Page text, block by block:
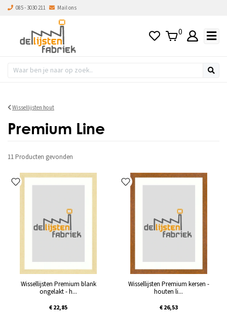
085 - 3030 211 Mail ons
0
Wissellijsten hout
Premium Line
11 Producten gevonden
Wissellijsten Premium blank
ongelakt - h...
€ 22,85
Wissellijsten Premium kersen -
houten li...
€ 26,53